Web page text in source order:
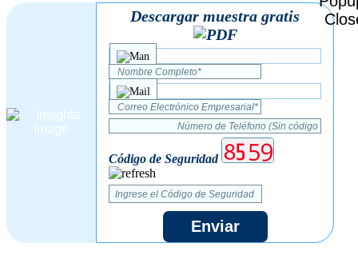
Descargar muestra gratis
Código de Seguridad
Enviar